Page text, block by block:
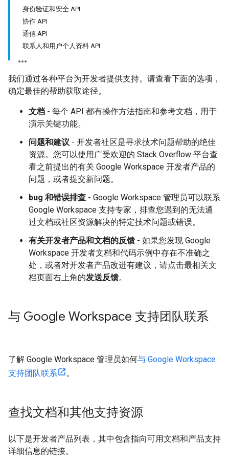
身份验证和安全 API
协作 API
通信 API
联系人和用户个人资料 API
我们通过各种平台为开发者提供支持。请查看下面的选项，
确定最佳的帮助获取途径。
文档 - 每个 API 都有操作方法指南和参考文档，用于
演示关键功能。
问题和建议 - 开发者社区是寻求技术问题帮助的绝佳
资源。您可以使用广受欢迎的 Stack Overflow 平台查
看之前提出的有关 Google Workspace 开发者产品的
问题，或者提交新问题。
bug 和错误排查 - Google Workspace 管理员可以联系
Google Workspace 支持专家，排查您遇到的无法通
过文档或社区资源解决的特定技术问题或错误。
有关开发者产品和文档的反馈 - 如果您发现 Google
Workspace 开发者文档和代码示例中存在不准确之
处，或者对开发者产品改进有建议，请点击最相关文
档页面右上角的发送反馈。
与 Google Workspace 支持团队联系
了解 Google Workspace 管理员如何与 Google Workspace
支持团队联系
。
查找文档和其他支持资源
以下是开发者产品列表，其中包含指向可用文档和产品支持
详细信息的链接。